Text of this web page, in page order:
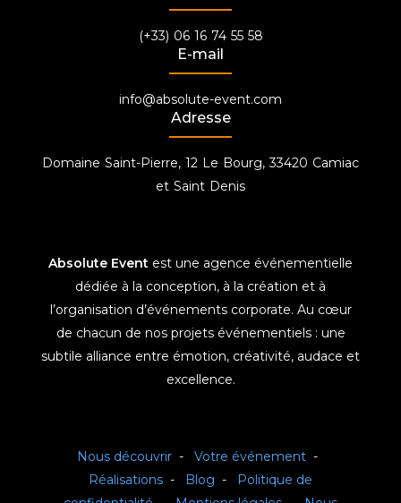
(+33) 06 16 74 55 58
E-mail
info@absolute-event.com
Adresse
Domaine Saint-Pierre, 12 Le Bourg, 33420 Camiac
et Saint Denis
Absolute Event est une agence événementielle
dédiée à la conception, à la création et à
l’organisation d’événements corporate. Au cœur
de chacun de nos projets événementiels : une
subtile alliance entre émotion, créativité, audace et
excellence.
Nous découvrir- Votre événement-
Réalisations - Blog - Politique de